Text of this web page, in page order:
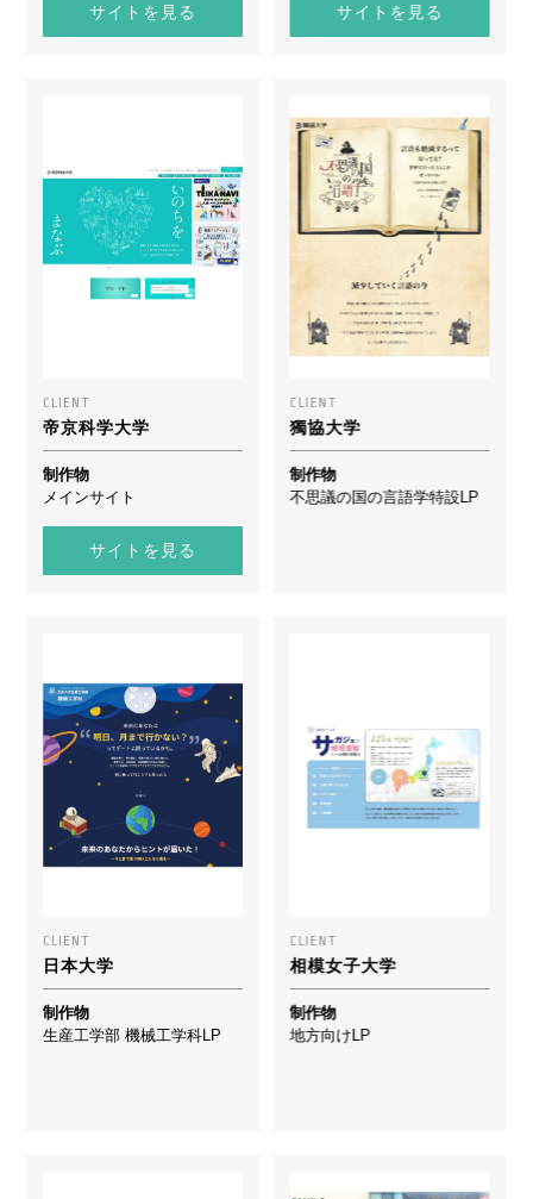
サイトを見る サイトを見る
CLIENT
帝京科学大学
制作物
メインサイト
サイトを見る
CLIENT
獨協大学
制作物
不思議の国の言語学特設LP
CLIENT
日本大学
制作物
生産工学部 機械工学科LP
CLIENT
相模女子大学
制作物
地方向けLP